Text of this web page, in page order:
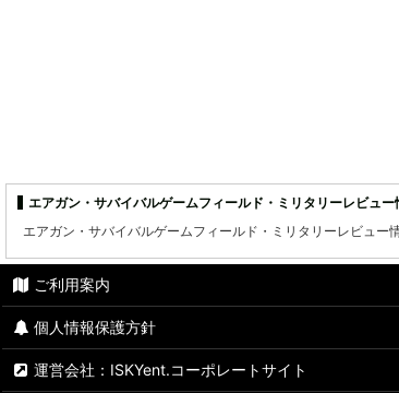
エアガン・サバイバルゲームフィールド・ミリタリーレビュー
エアガン・サバイバルゲームフィールド・ミリタリーレビュー
ご利用案内
個人情報保護方針
運営会社：ISKYent.コーポレートサイト